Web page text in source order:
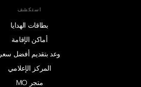
استكشف
بطاقات الهدايا
أماكن الإقامة
وعد بتقديم أفضل سعر
المركز الإعلامي
متجر MO